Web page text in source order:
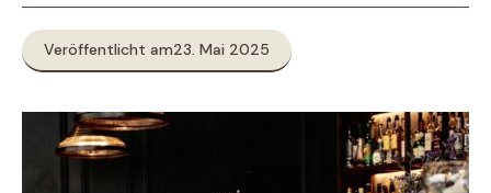
Veröffentlicht am23. Mai 2025